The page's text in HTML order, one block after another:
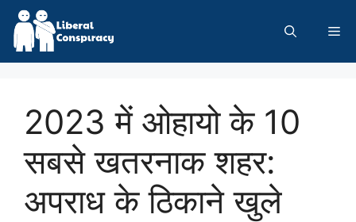
Skip
content
2023 में ओहायो के 10
सबसे खतरनाक शहर:
अपराध के ठिकाने खुले